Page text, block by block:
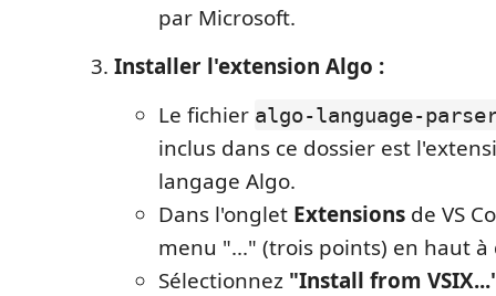
par Microsoft.
Installer l'extension Algo :
Le fichier algo-language-
inclus dans ce dossier est
langage Algo.
Dans l'onglet Extensions de VS
menu "..." (trois points) en haut
Sélectionnez "Install from